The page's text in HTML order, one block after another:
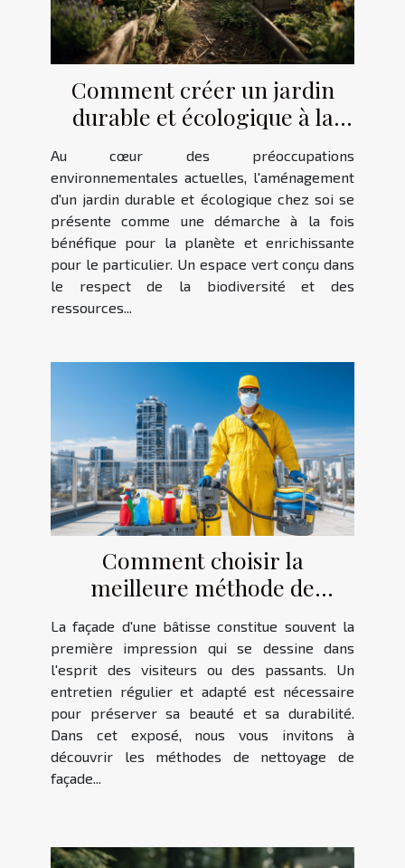
Comment créer un jardin
durable et écologique à la
maison
Au cœur des préoccupations
environnementales actuelles, l'aménagement
d'un jardin durable et écologique chez soi se
présente comme une démarche à la fois
bénéfique pour la planète et enrichissante
pour le particulier. Un espace vert conçu dans
le respect de la biodiversité et des
ressources...
Comment choisir la
meilleure méthode de
nettoyage pour votre façade ?
La façade d'une bâtisse constitue souvent la
première impression qui se dessine dans
l'esprit des visiteurs ou des passants. Un
entretien régulier et adapté est nécessaire
pour préserver sa beauté et sa durabilité.
Dans cet exposé, nous vous invitons à
découvrir les méthodes de nettoyage de
façade...